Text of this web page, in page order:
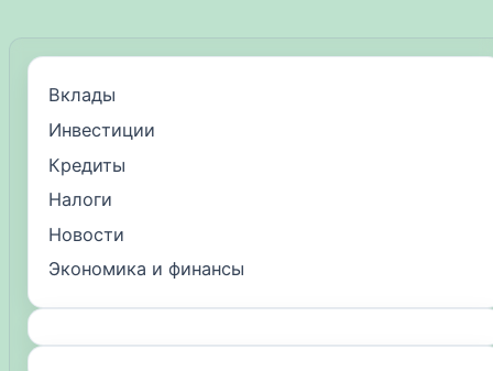
Вклады
Инвестиции
Кредиты
Налоги
Новости
Экономика и финансы